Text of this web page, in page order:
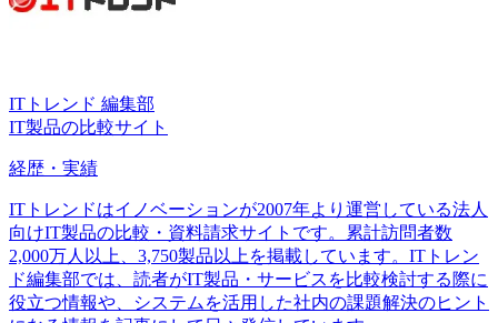
ITトレンド 編集部
IT製品の比較サイト
経歴・実績
ITトレンドはイノベーションが2007年より運営している法人
向けIT製品の比較・資料請求サイトです。累計訪問者数
2,000万人以上、3,750製品以上を掲載しています。ITトレン
ド編集部では、読者がIT製品・サービスを比較検討する際に
役立つ情報や、システムを活用した社内の課題解決のヒント